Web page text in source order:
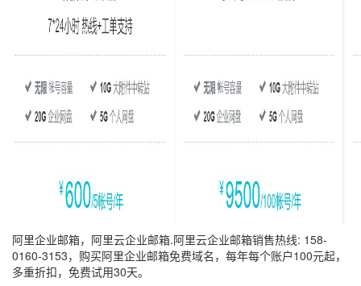
阿里企业邮箱，阿里云企业邮箱.阿里云企业邮箱销售热线: 158-
0160-3153，购买阿里企业邮箱免费域名，每年每个账户100元起，
多重折扣，免费试用30天。